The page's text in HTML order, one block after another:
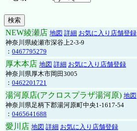
NEW綾瀬店 地図 詳細 お気に入り店舗登録
神奈川県綾瀬市深谷上2-3-9
： 0467795279
厚木本店 地図 詳細 お気に入り店舗登録
神奈川県厚木市岡田3005
： 0462201721
湯河原店(アクロスプラザ湯河原) 地図
神奈川県足柄下郡湯河原町中央1-1617-54
： 0465641688
愛川店 地図 詳細 お気に入り店舗登録